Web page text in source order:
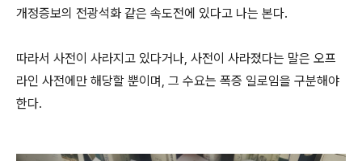
개정증보의 전광석화 같은 속도전에 있다고 나는 본다.
따라서 사전이 사라지고 있다거나, 사전이 사라졌다는 말은 오프
라인 사전에만 해당할 뿐이며, 그 수요는 폭증 일로임을 구분해야
한다.